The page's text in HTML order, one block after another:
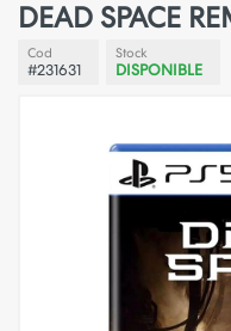
DEAD SPACE
Cod
#231631
Stock
DISPONIBLE